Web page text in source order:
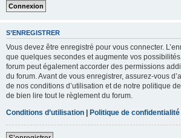
S’ENREGISTRER
Vous devez être enregistré pour vous connecter.
que quelques secondes et augmente vos
forum peut également accorder des permissions
du forum. Avant de vous enregistrer, assurez-vous
de nos conditions d’utilisation et de notre politique
de bien lire tout le règlement du forum.
Conditions d’utilisation | Politique de confidentialité